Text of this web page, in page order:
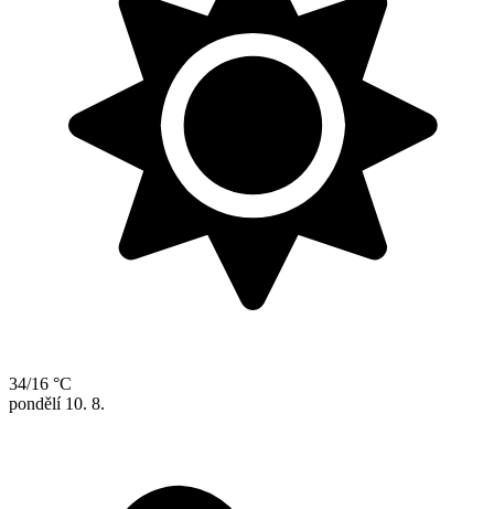
34/16 °C
pondělí 10. 8.